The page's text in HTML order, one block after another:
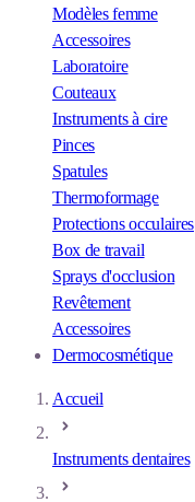
Modèles femme
Accessoires
Laboratoire
Couteaux
Instruments à cire
Pinces
Spatules
Thermoformage
Protections occulaires
Box de travail
Sprays d'occlusion
Revêtement
Accessoires
Dermocosmétique
Accueil
Instruments dentaires